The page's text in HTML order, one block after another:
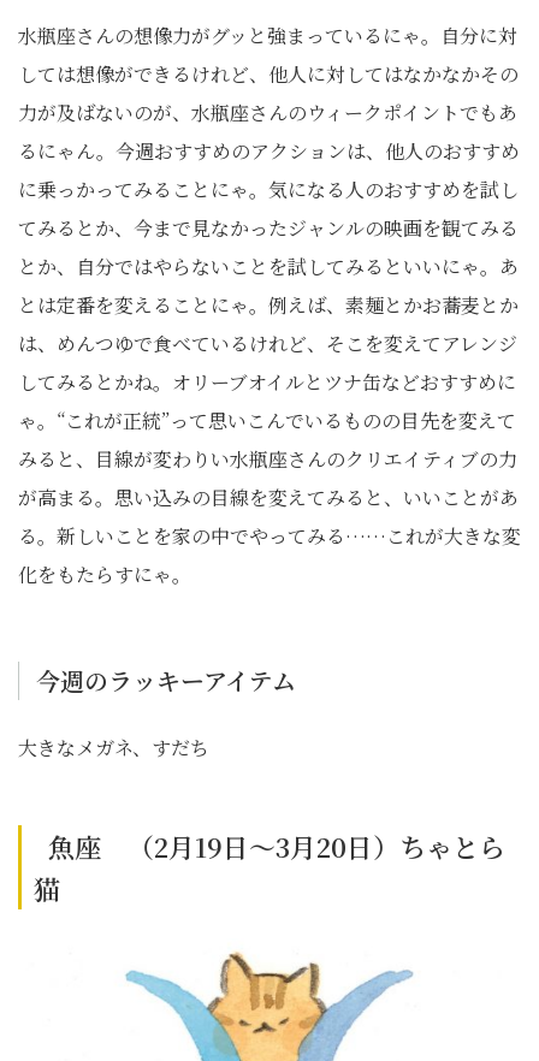
水瓶座さんの想像力がグッと強まっているにゃ。自分に対
しては想像ができるけれど、他人に対してはなかなかその
力が及ばないのが、水瓶座さんのウィークポイントでもあ
るにゃん。今週おすすめのアクションは、他人のおすすめ
に乗っかってみることにゃ。気になる人のおすすめを試し
てみるとか、今まで見なかったジャンルの映画を観てみる
とか、自分ではやらないことを試してみるといいにゃ。あ
とは定番を変えることにゃ。例えば、素麺とかお蕎麦とか
は、めんつゆで食べているけれど、そこを変えてアレンジ
してみるとかね。オリーブオイルとツナ缶などおすすめに
ゃ。“これが正統”って思いこんでいるものの目先を変えて
みると、目線が変わりい水瓶座さんのクリエイティブの力
が高まる。思い込みの目線を変えてみると、いいことがあ
る。新しいことを家の中でやってみる……これが大きな変
化をもたらすにゃ。
今週のラッキーアイテム
大きなメガネ、すだち
魚座 （2月19日～3月20日）ちゃとら
猫